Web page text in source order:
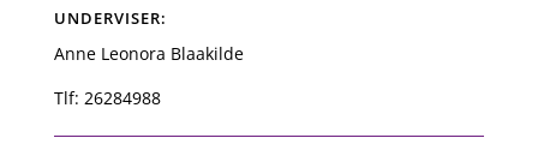
UNDERVISER:
Anne Leonora Blaakilde
Tlf: 26284988